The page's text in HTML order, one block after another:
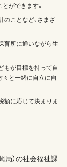
ができます。
のことなど、さまざ
育所に通いながら生
もが目標を持って自
々と一緒に自立に向
額に応じて決まりま
局）の社会福祉課